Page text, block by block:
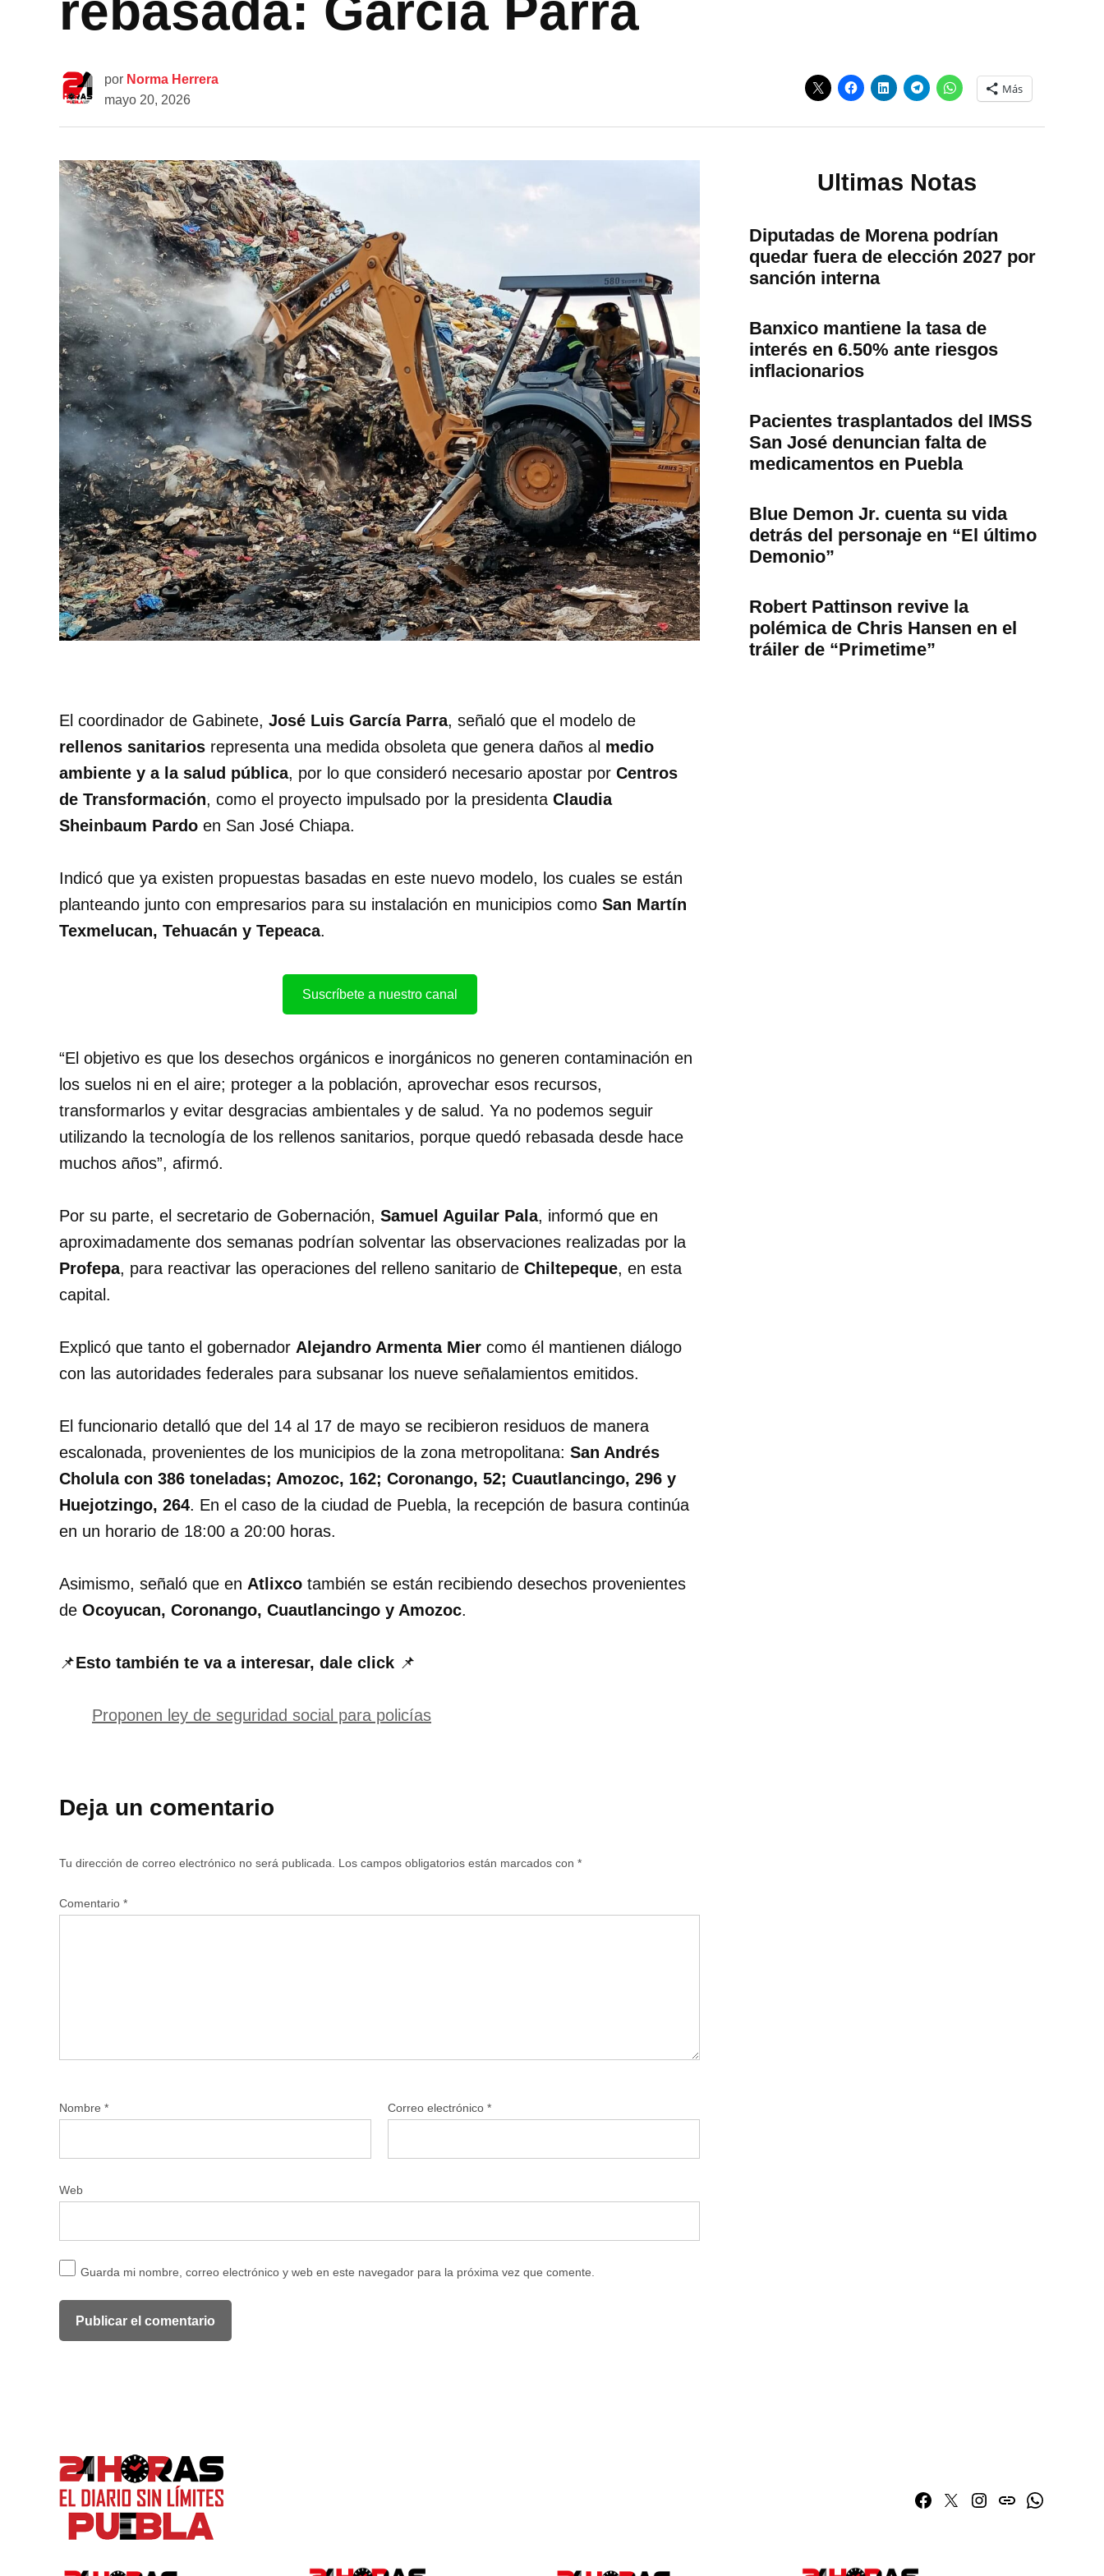
por Norma Herrera
mayo 20, 2026
Más
El coordinador de Gabinete, José Luis García Parra, señaló que el modelo de
rellenos sanitarios representa una medida obsoleta que genera daños al medio
ambiente y a la salud pública, por lo que consideró necesario apostar por Centros
de Transformación, como el proyecto impulsado por la presidenta Claudia
Sheinbaum Pardo en San José Chiapa.
Indicó que ya existen propuestas basadas en este nuevo modelo, los cuales se están
planteando junto con empresarios para su instalación en municipios como San Martín
Texmelucan, Tehuacán y Tepeaca.
Suscríbete a nuestro canal
“El objetivo es que los desechos orgánicos e inorgánicos no generen contaminación en
los suelos ni en el aire; proteger a la población, aprovechar esos recursos,
transformarlos y evitar desgracias ambientales y de salud. Ya no podemos seguir
utilizando la tecnología de los rellenos sanitarios, porque quedó rebasada desde hace
muchos años”, afirmó.
Por su parte, el secretario de Gobernación, Samuel Aguilar Pala, informó que en
aproximadamente dos semanas podrían solventar las observaciones realizadas por la
Profepa, para reactivar las operaciones del relleno sanitario de Chiltepeque, en esta
capital.
Explicó que tanto el gobernador Alejandro Armenta Mier como él mantienen diálogo
con las autoridades federales para subsanar los nueve señalamientos emitidos.
El funcionario detalló que del 14 al 17 de mayo se recibieron residuos de manera
escalonada, provenientes de los municipios de la zona metropolitana: San Andrés
Cholula con 386 toneladas; Amozoc, 162; Coronango, 52; Cuautlancingo, 296 y
Huejotzingo, 264. En el caso de la ciudad de Puebla, la recepción de basura continúa
en un horario de 18:00 a 20:00 horas.
Asimismo, señaló que en Atlixco también se están recibiendo desechos provenientes
de Ocoyucan, Coronango, Cuautlancingo y Amozoc.
📌Esto también te va a interesar, dale click 📌
Proponen ley de seguridad social para policías
Deja un comentario
Tu dirección de correo electrónico no será publicada. Los campos obligatorios están marcados con *
Comentario *
Nombre * Correo electrónico *
Web
Guarda mi nombre, correo electrónico y web en este navegador para la próxima vez que comente.
Ultimas Notas
Diputadas de Morena podrían
quedar fuera de elección 2027 por
sanción interna
Banxico mantiene la tasa de
interés en 6.50% ante riesgos
inflacionarios
Pacientes trasplantados del IMSS
San José denuncian falta de
medicamentos en Puebla
Blue Demon Jr. cuenta su vida
detrás del personaje en “El último
Demonio”
Robert Pattinson revive la
polémica de Chris Hansen en el
tráiler de “Primetime”
Facebook
TwitterInstagram
issuuWhatsapp